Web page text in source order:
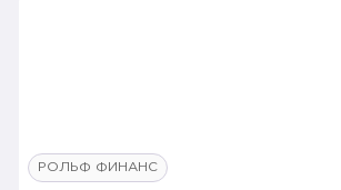
РОЛЬФ ФИНАНС